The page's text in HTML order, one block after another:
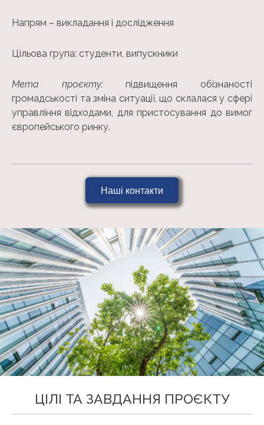
Напрям – викладання і дослідження
Цільова група: студенти, випускники
Мета проєкту:підвищення обізнаності
громадськості та зміна ситуації, що склалася у сфері
управління відходами, для пристосування до вимог
європейського ринку.
Наші контакти
ЦІЛІ ТА ЗАВДАННЯ ПРОЄКТУ